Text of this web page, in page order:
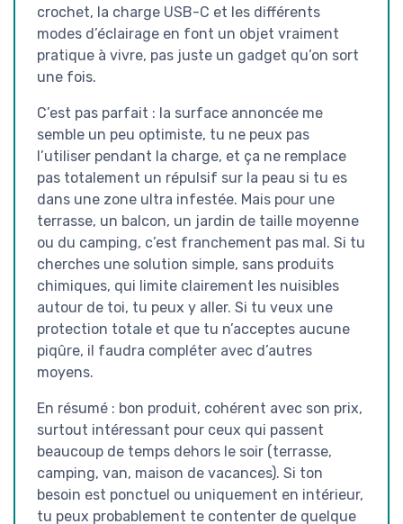
crochet, la charge USB-C et les différents
modes d’éclairage en font un objet vraiment
pratique à vivre, pas juste un gadget qu’on sort
une fois.
C’est pas parfait : la surface annoncée me
semble un peu optimiste, tu ne peux pas
l’utiliser pendant la charge, et ça ne remplace
pas totalement un répulsif sur la peau si tu es
dans une zone ultra infestée. Mais pour une
terrasse, un balcon, un jardin de taille moyenne
ou du camping, c’est franchement pas mal. Si tu
cherches une solution simple, sans produits
chimiques, qui limite clairement les nuisibles
autour de toi, tu peux y aller. Si tu veux une
protection totale et que tu n’acceptes aucune
piqûre, il faudra compléter avec d’autres
moyens.
En résumé : bon produit, cohérent avec son prix,
surtout intéressant pour ceux qui passent
beaucoup de temps dehors le soir (terrasse,
camping, van, maison de vacances). Si ton
besoin est ponctuel ou uniquement en intérieur,
tu peux probablement te contenter de quelque